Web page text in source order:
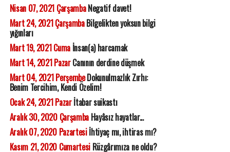
Nisan 07, 2021 ÇarşambaNegatif davet!
Mart 24, 2021 ÇarşambaBilgelikten yoksun bilgi
yığınları
Mart 19, 2021 Cumaİnsan(a) harcamak
Mart 14, 2021 PazarCanının derdine düşmek
Mart 04, 2021 PerşembeDokunulmazlık Zırhı:
Benim Tercihim, Kendi Özelim!
Ocak 24, 2021 Pazarİtabar suikastı
Aralık 30, 2020 ÇarşambaHayâsız hayatlar...
Aralık 07, 2020 Pazartesiİhtiyaç mı, ihtiras mı?
Kasım 21, 2020 CumartesiRüzgârımıza ne oldu?